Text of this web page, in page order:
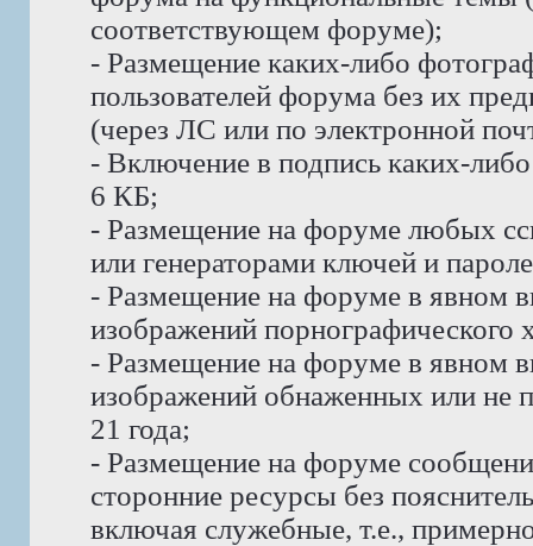
соответствующем форуме);
- Размещение каких-либо
пользователей форума без их
(через ЛС или по электронной
- Включение в подпись каких-
6 КБ;
- Размещение на форуме любых
или генераторами ключей и
- Размещение на форуме в явном
изображений порнографического
- Размещение на форуме в явном
изображений обнаженных или не
21 года;
- Размещение на форуме
сторонние ресурсы без
включая служебные, т.е.,